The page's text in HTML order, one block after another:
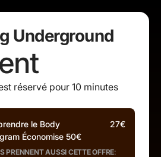
Underground
réservé pour 10 minutes
le Body
Économise 50€
27€
PRENNENT AUSSI CETTE OFFRE: